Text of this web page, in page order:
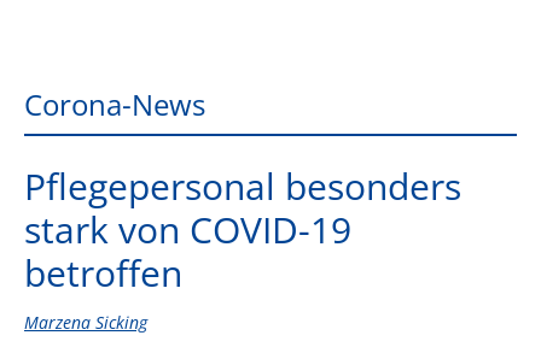
Corona-News
Pflegepersonal besonders
stark von COVID-19
betroffen
Marzena Sicking